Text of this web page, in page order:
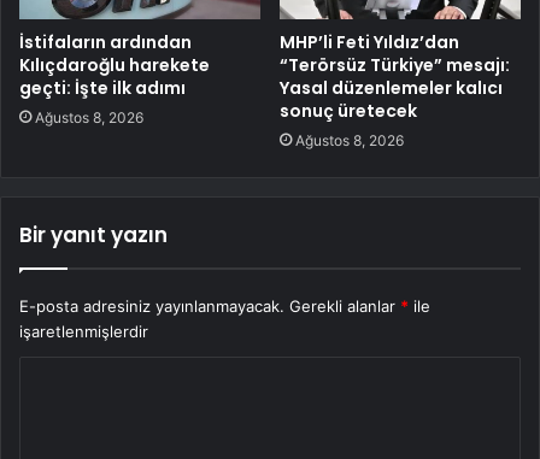
İstifaların ardından
Kılıçdaroğlu harekete
geçti: İşte ilk adımı
Ağustos 8, 2026
MHP’li Feti Yıldız’dan
“Terörsüz Türkiye” mesajı:
Yasal düzenlemeler kalıcı
sonuç üretecek
Ağustos 8, 2026
Bir yanıt yazın
E-posta adresiniz yayınlanmayacak. Gerekli alanlar * ile
işaretlenmişlerdir